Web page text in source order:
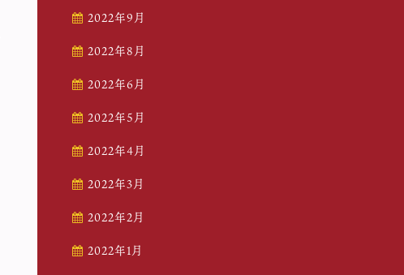
2022年9月
2022年8月
2022年6月
2022年5月
2022年4月
2022年3月
2022年2月
2022年1月